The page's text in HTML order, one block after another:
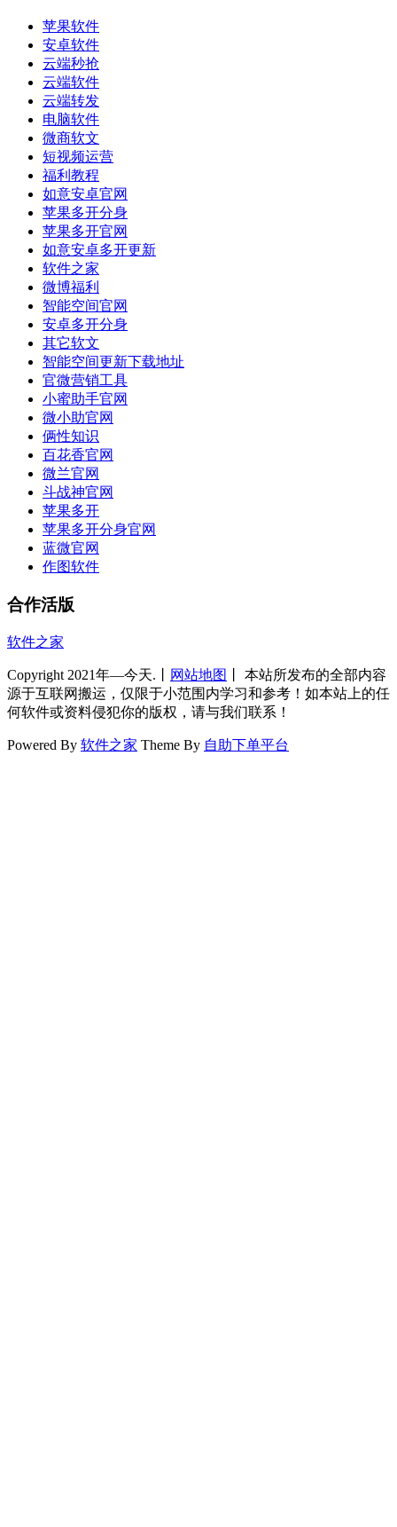
苹果软件
安卓软件
云端秒抢
云端软件
云端转发
电脑软件
微商软文
短视频运营
福利教程
如意安卓官网
苹果多开分身
苹果多开官网
如意安卓多开更新
软件之家
微博福利
智能空间官网
安卓多开分身
其它软文
智能空间更新下载地址
官微营销工具
小蜜助手官网
微小助官网
俩性知识
百花香官网
微兰官网
斗战神官网
苹果多开
苹果多开分身官网
蓝微官网
作图软件
合作活版
软件之家
Copyright 2021年—今天.丨 网站地图
丨 本站所发布的全部内容
源于互联网搬运，仅限于小范围内学习和参考！如本站上的任
何软件或资料侵犯你的版权，请与我们联系！
Powered By 软件之家 Theme By 自助下单平台